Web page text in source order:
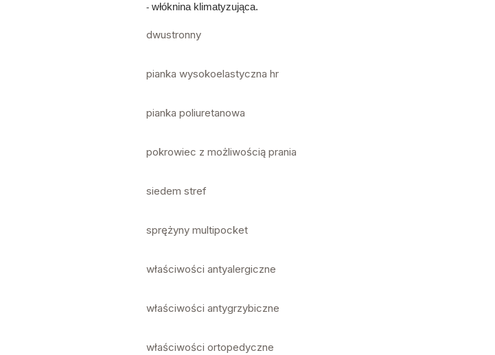
-włóknina klimatyzująca.
dwustronny
pianka wysokoelastyczna hr
pianka poliuretanowa
pokrowiec z możliwością prania
siedem stref
sprężyny multipocket
właściwości antyalergiczne
właściwości antygrzybiczne
właściwości ortopedyczne